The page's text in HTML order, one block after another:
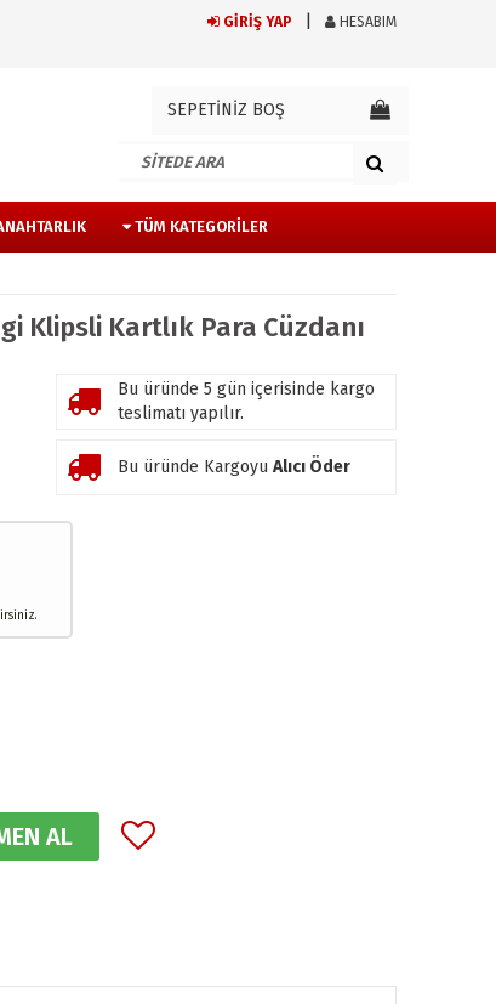
GİRİŞ YAP HESABIM
SEPETİNİZ BOŞ
TÜM KATEGORILER
Klipsli Kartlık Para Cüzdanı
AL
Bu üründe 5 gün içerisinde kargo
teslimatı yapılır.
Bu üründe Kargoyu Alıcı Öder